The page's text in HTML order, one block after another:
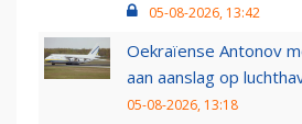
05-08-2026, 13:42
Oekraïense Antonov
aan aanslag op
05-08-2026, 13:18